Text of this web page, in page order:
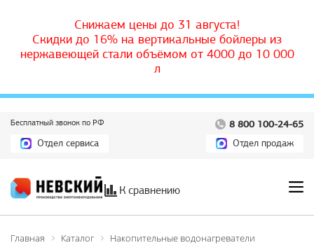
Снижаем цены до 31 августа!
Скидки до 16% на вертикальные бойлеры из
нержавеющей стали объёмом от 4000 до 10 000
л
Бесплатный звонок по РФ
8 800 100-24-65
Отдел сервиса
Отдел продаж
К сравнению
Главная Каталог
Накопительные водонагреватели